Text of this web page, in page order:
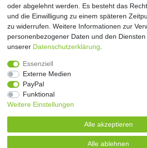
Daten­schutz­erklärung AGB
oder abgelehnt werden. Es besteht das
und die Einwilligung zu einem späteren
zu widerrufen. Weitere Informationen zur
personenbezogener Daten und den
unserer Daten­schutz­erklärung
Essenziell
Externe Medien
PayPal
Funktional
Weitere Einstellungen
Alle akzeptieren
Alle ablehnen
Copyright 2016 | Dekushop.de | Alle
Angebote gelten nur für Industrie,
Widerrufs­recht
Daten­schutz­erklärung AGB